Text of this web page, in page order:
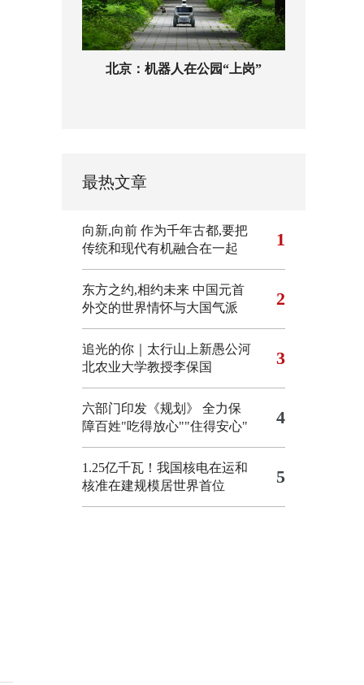
北京：机器人在公园“上岗”
最热文章
向新,向前 作为千年古都,要把
传统和现代有机融合在一起
1
东方之约,相约未来 中国元首
外交的世界情怀与大国气派
2
追光的你｜太行山上新愚公河
北农业大学教授李保国
3
六部门印发《规划》 全力保
障百姓"吃得放心""住得安心"
4
1.25亿千瓦！我国核电在运和
核准在建规模居世界首位
5